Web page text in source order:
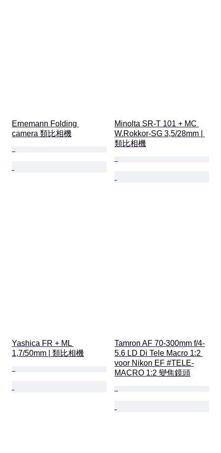
Ernemann Folding
camera 類比相機
Minolta SR-T 101 + MC
W.Rokkor-SG 3,5/28mm |
類比相機
Yashica FR + ML
1,7/50mm | 類比相機
Tamron AF 70-300mm f/4-
5.6 LD Di Tele Macro 1:2
voor Nikon EF #TELE-
MACRO 1:2 變焦鏡頭